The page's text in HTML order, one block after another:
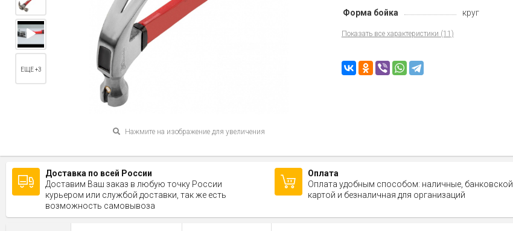
Нажмите на изображение для увеличения
ЕЩЕ +3
Форма бойка
круг
Показать все характеристики (11)
Доставка по всей России
Доставим Ваш заказ в любую точку России
курьером или службой доставки, так же есть
возможность самовывоза
Оплата
Оплата удобным способом: наличные, банковской
картой и безналичная для организаций